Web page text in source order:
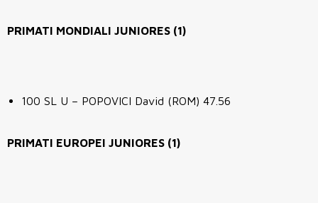
PRIMATI MONDIALI JUNIORES (1)
100 SL U – POPOVICI David (ROM) 47.56
PRIMATI EUROPEI JUNIORES (1)